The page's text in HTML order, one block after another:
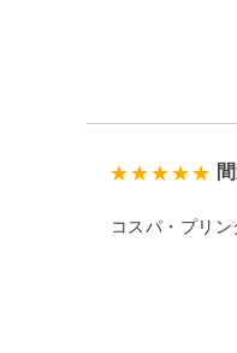
コスパ・プリ